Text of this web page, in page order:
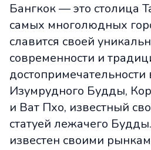
Бангкок — это столица
самых многолюдных
славится своей
современности и
Изумрудного Будды,
и Ват Пхо, известный
статуей лежачего
известен своими